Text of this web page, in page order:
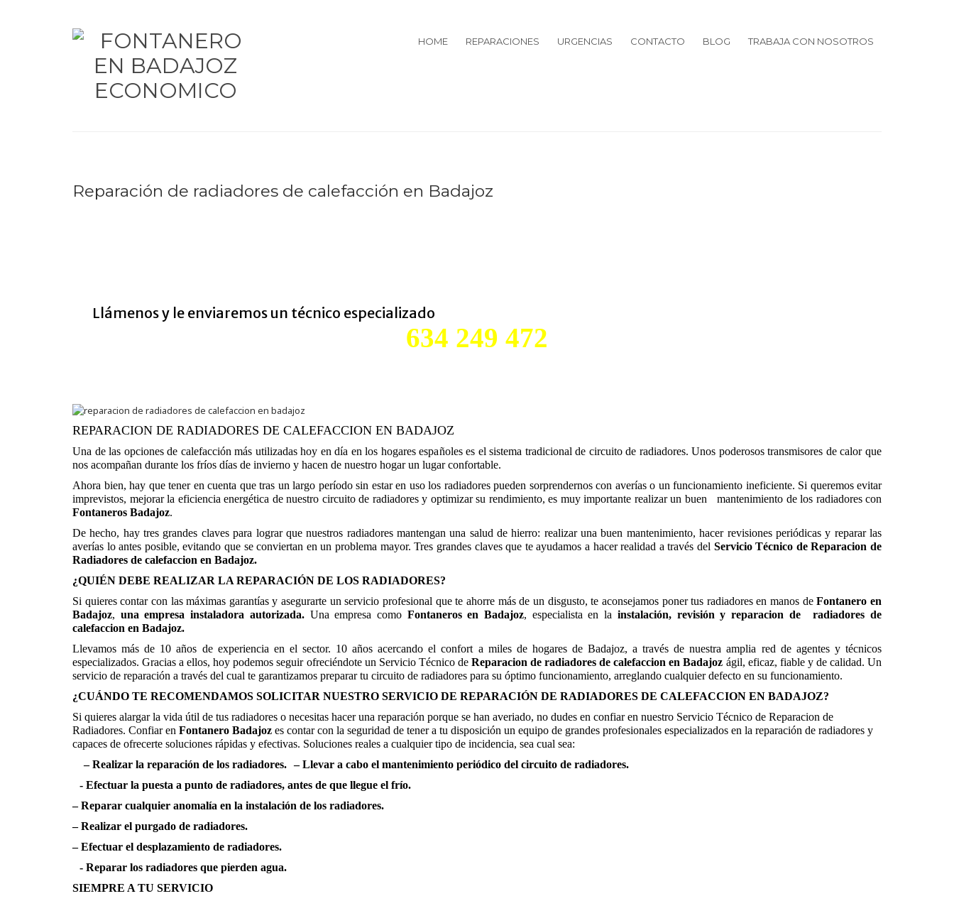
HOME REPARACIONES URGENCIAS CONTACTO BLOG TRABAJA CON NOSOTROS
Reparación de radiadores de calefacción en Badajoz
Llámenos y le enviaremos un técnico especializado
634 249 472
REPARACION DE RADIADORES DE CALEFACCION EN BADAJOZ
Una de las opciones de calefacción más utilizadas hoy en día en los hogares españoles es el sistema tradicional de circuito de radiadores. Unos poderosos transmisores de calor que
nos acompañan durante los fríos días de invierno y hacen de nuestro hogar un lugar confortable.
Ahora bien, hay que tener en cuenta que tras un largo período sin estar en uso los radiadores pueden sorprendernos con averías o un funcionamiento ineficiente. Si queremos evitar
imprevistos, mejorar la eficiencia energética de nuestro circuito de radiadores y optimizar su rendimiento, es muy importante realizar un buen mantenimiento de los radiadores con
Fontaneros Badajoz.
De hecho, hay tres grandes claves para lograr que nuestros radiadores mantengan una salud de hierro: realizar una buen mantenimiento, hacer revisiones periódicas y reparar las
averías lo antes posible, evitando que se conviertan en un problema mayor. Tres grandes claves que te ayudamos a hacer realidad a través del Servicio Técnico de Reparacion de
Radiadores de calefaccion en Badajoz.
¿QUIÉN DEBE REALIZAR LA REPARACIÓN DE LOS RADIADORES?
Si quieres contar con las máximas garantías y asegurarte un servicio profesional que te ahorre más de un disgusto, te aconsejamos poner tus radiadores en manos deFontanero en
Badajoz, una empresa instaladora autorizada. Una empresa como Fontaneros en Badajoz, especialista en la instalación, revisión y reparacion de
radiadores de
calefaccion en Badajoz.
Llevamos más de 10 años de experiencia en el sector. 10 años acercando el confort a miles de hogares de Badajoz, a través de nuestra amplia red de agentes y técnicos
especializados. Gracias a ellos, hoy podemos seguir ofreciéndote un Servicio Técnico de Reparacion de radiadores de calefaccion en Badajoz ágil, eficaz, fiable y de calidad. Un
servicio de reparación a través del cual te garantizamos preparar tu circuito de radiadores para su óptimo funcionamiento, arreglando cualquier defecto en su funcionamiento.
¿CUÁNDO TE RECOMENDAMOS SOLICITAR NUESTRO SERVICIO DE REPARACIÓN DE RADIADORES DE CALEFACCION EN BADAJOZ?
Si quieres alargar la vida útil de tus radiadores o necesitas hacer una reparación porque se han averiado, no dudes en confiar en nuestro Servicio Técnico de Reparacion de
Radiadores. Confiar en Fontanero Badajoz es contar con la seguridad de tener a tu disposición un equipo de grandes profesionales especializados en la reparación de radiadores y
capaces de ofrecerte soluciones rápidas y efectivas. Soluciones reales a cualquier tipo de incidencia, sea cual sea:
– Realizar la reparación de los radiadores.– Llevar a cabo el mantenimiento periódico del circuito de radiadores.
- Efectuar la puesta a punto de radiadores, antes de que llegue el frío.
– Reparar cualquier anomalía en la instalación de los radiadores.
– Realizar el purgado de radiadores.
– Efectuar el desplazamiento de radiadores.
- Reparar los radiadores que pierden agua.
SIEMPRE A TU SERVICIO